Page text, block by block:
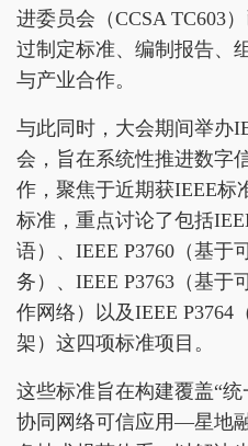
进委员会（CCSA TC603
过制定标准、编制报告、
与产业合作。
与此同时，大会期间举办
会，旨在系统性推进数字
作，聚焦于近期获IEEE标
标准，重点讨论了包括
语）、IEEE P3760（基于
务）、IEEE P3763（基于
作网络）以及IEEE P3764
架）这四项标准项目。
这些标准旨在构建覆盖“
协同网络可信应用—星地